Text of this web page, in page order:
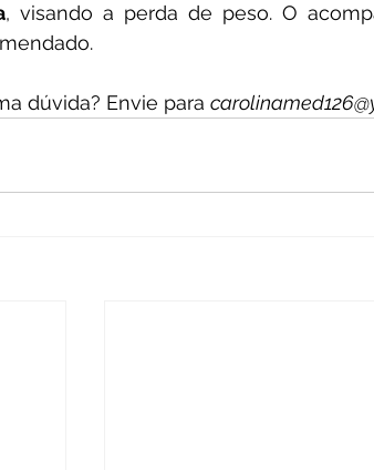
, visando a perda de peso. O
dúvida? Envie para